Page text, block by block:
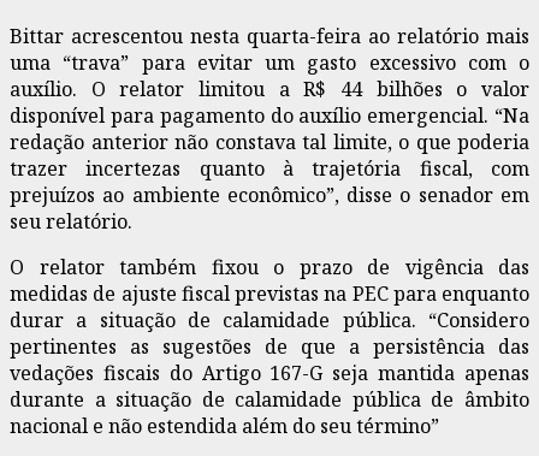
Bittar acrescentou nesta quarta-feira ao relatório mais
uma “trava” para evitar um gasto excessivo com o
auxílio. O relator limitou a R$ 44 bilhões o valor
disponível para pagamento do auxílio emergencial. “Na
redação anterior não constava tal limite, o que poderia
trazer incertezas quanto à trajetória fiscal, com
prejuízos ao ambiente econômico”, disse o senador em
seu relatório.
O relator também fixou o prazo de vigência das
medidas de ajuste fiscal previstas na PEC para enquanto
durar a situação de calamidade pública. “Considero
pertinentes as sugestões de que a persistência das
vedações fiscais do Artigo 167-G seja mantida apenas
durante a situação de calamidade pública de âmbito
nacional e não estendida além do seu término”